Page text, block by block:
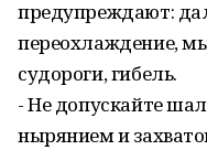
предупреждают:
переохлаждение,
судороги, гибель.
- Не допускайте
нырянием и